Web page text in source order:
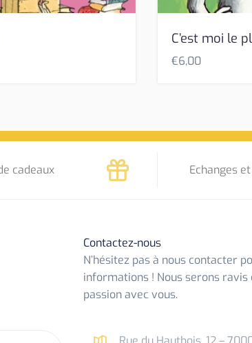
C’est moi le
€6,00
cadeaux Echanges
Contactez-nous
N’hésitez pas à nous contacter
informations ! Nous serons
passion avec vous.